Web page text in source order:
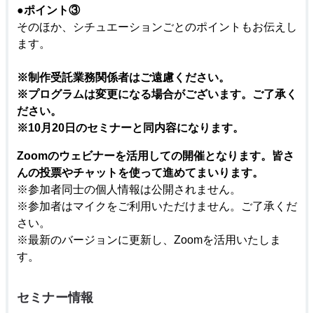
●ポイント③
そのほか、シチュエーションごとのポイントもお伝えし
ます。
※制作受託業務関係者はご遠慮ください。
※プログラムは変更になる場合がございます。ご了承く
ださい。
※10月20日のセミナーと同内容になります。
Zoomのウェビナーを活用しての開催となります。皆さ
んの投票やチャットを使って進めてまいります。
※参加者同士の個人情報は公開されません。
※参加者はマイクをご利用いただけません。ご了承くだ
さい。
※最新のバージョンに更新し、Zoomを活用いたしま
す。
セミナー情報